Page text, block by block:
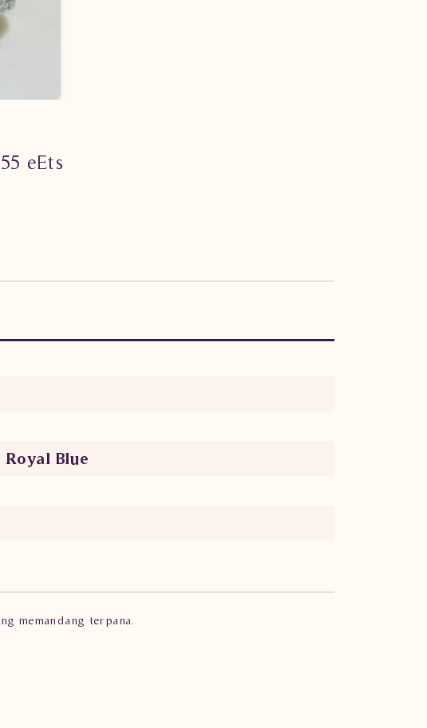
eEts
Blue
memandang terpana.